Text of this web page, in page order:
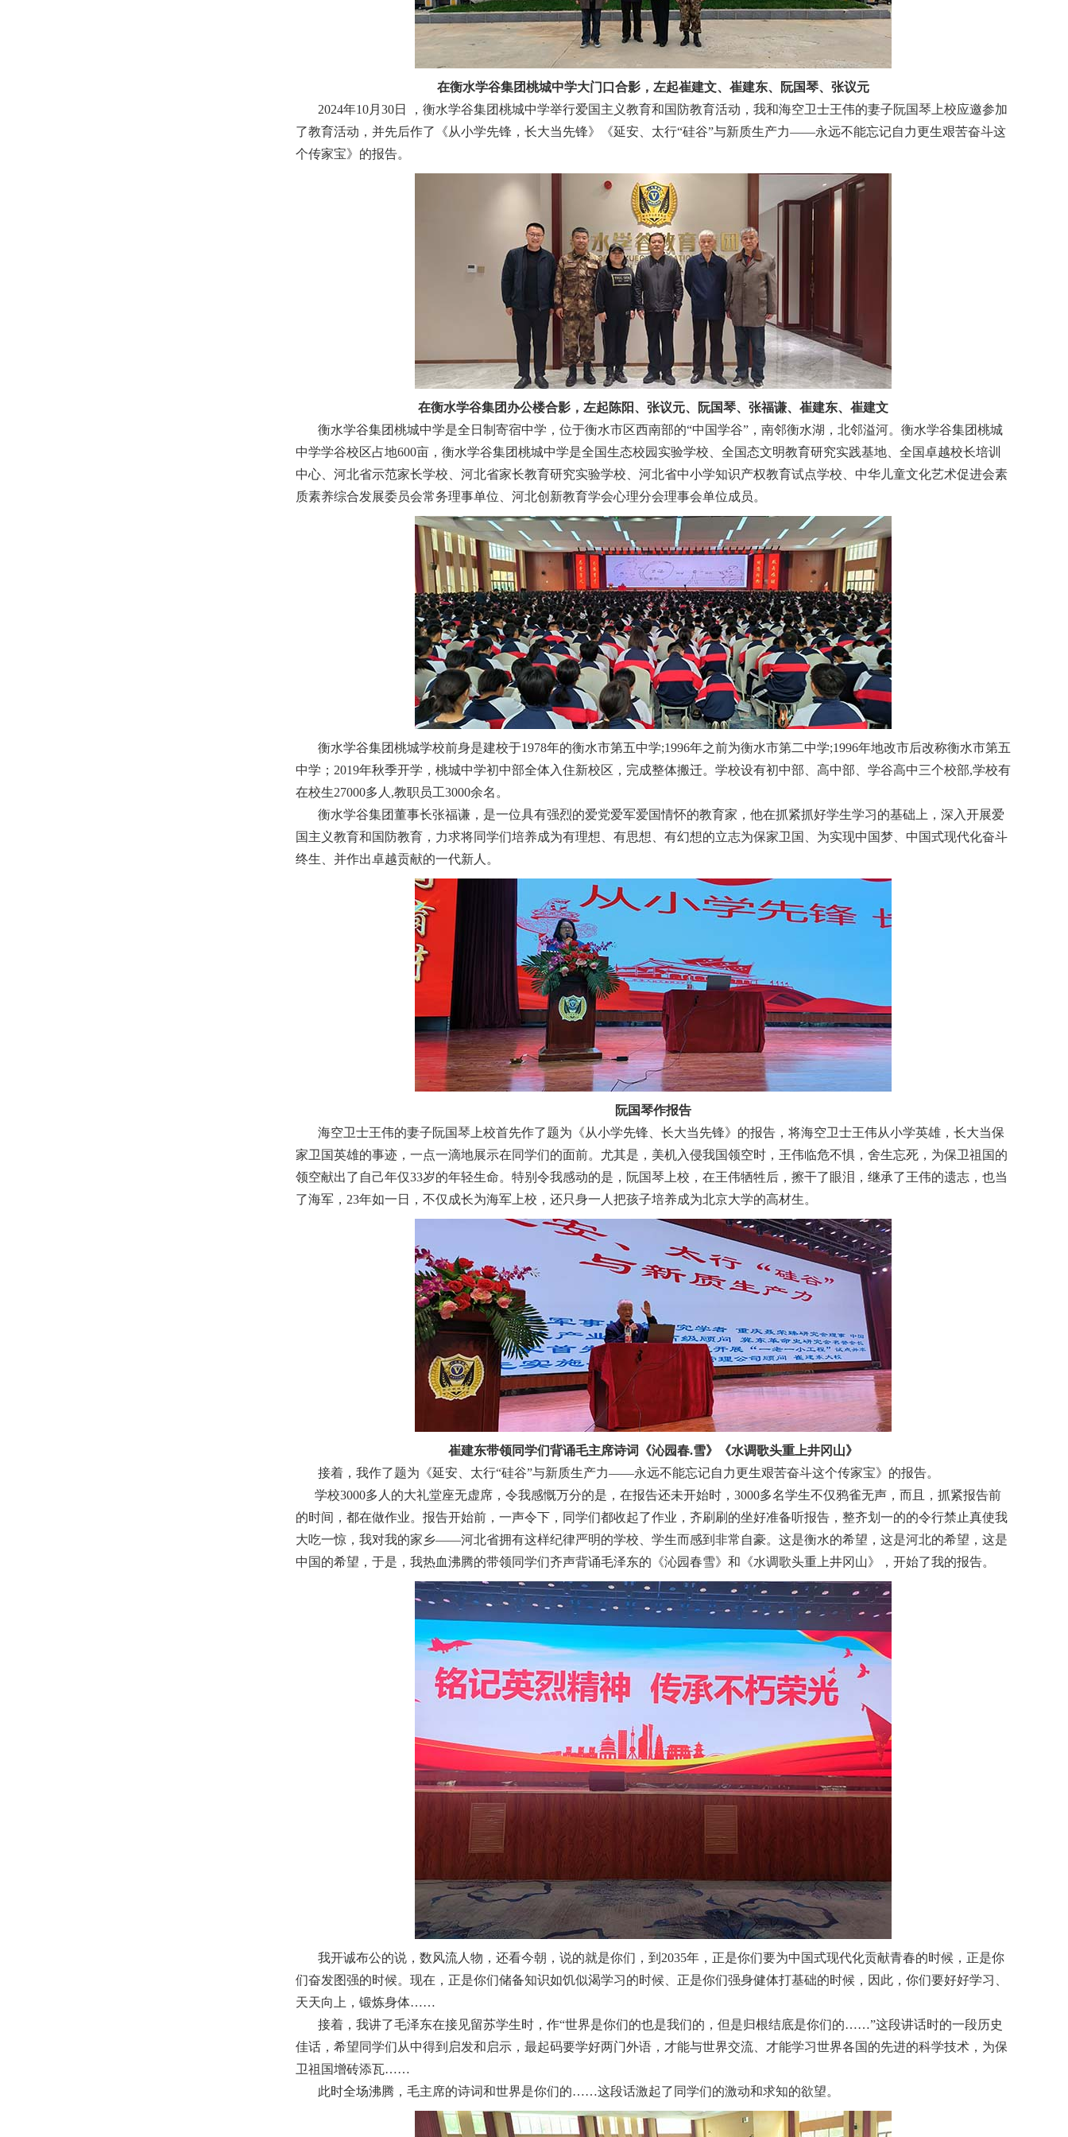
在衡水学谷集团桃城中学大门口合影，左起崔建文、崔建东、阮国琴、张议元
2024年10月30日 ，衡水学谷集团桃城中学举行爱国主义教育和国防教育活动，我和海空卫士王伟的妻子阮国琴上校应邀参加
了教育活动，并先后作了《从小学先锋，长大当先锋》《延安、太行“硅谷”与新质生产力——永远不能忘记自力更生艰苦奋斗这
个传家宝》的报告。
在衡水学谷集团办公楼合影，左起陈阳、张议元、阮国琴、张福谦、崔建东、崔建文
衡水学谷集团桃城中学是全日制寄宿中学，位于衡水市区西南部的“中国学谷”，南邻衡水湖，北邻溢河。衡水学谷集团桃城
中学学谷校区占地600亩，衡水学谷集团桃城中学是全国生态校园实验学校、全国态文明教育研究实践基地、全国卓越校长培训
中心、河北省示范家长学校、河北省家长教育研究实验学校、河北省中小学知识产权教育试点学校、中华儿童文化艺术促进会素
质素养综合发展委员会常务理事单位、河北创新教育学会心理分会理事会单位成员。
衡水学谷集团桃城学校前身是建校于1978年的衡水市第五中学;1996年之前为衡水市第二中学;1996年地改市后改称衡水市第五
中学；2019年秋季开学，桃城中学初中部全体入住新校区，完成整体搬迁。学校设有初中部、高中部、学谷高中三个校部,学校有
在校生27000多人,教职员工3000余名。
衡水学谷集团董事长张福谦，是一位具有强烈的爱党爱军爱国情怀的教育家，他在抓紧抓好学生学习的基础上，深入开展爱
国主义教育和国防教育，力求将同学们培养成为有理想、有思想、有幻想的立志为保家卫国、为实现中国梦、中国式现代化奋斗
终生、并作出卓越贡献的一代新人。
阮国琴作报告
海空卫士王伟的妻子阮国琴上校首先作了题为《从小学先锋、长大当先锋》的报告，将海空卫士王伟从小学英雄，长大当保
家卫国英雄的事迹，一点一滴地展示在同学们的面前。尤其是，美机入侵我国领空时，王伟临危不惧，舍生忘死，为保卫祖国的
领空献出了自己年仅33岁的年轻生命。特别令我感动的是，阮国琴上校，在王伟牺牲后，擦干了眼泪，继承了王伟的遗志，也当
了海军，23年如一日，不仅成长为海军上校，还只身一人把孩子培养成为北京大学的高材生。
崔建东带领同学们背诵毛主席诗词《沁园春.雪》《水调歌头重上井冈山》
接着，我作了题为《延安、太行“硅谷”与新质生产力——永远不能忘记自力更生艰苦奋斗这个传家宝》的报告。
学校3000多人的大礼堂座无虚席，令我感慨万分的是，在报告还未开始时，3000多名学生不仅鸦雀无声，而且，抓紧报告前
的时间，都在做作业。报告开始前，一声令下，同学们都收起了作业，齐刷刷的坐好准备听报告，整齐划一的的令行禁止真使我
大吃一惊，我对我的家乡——河北省拥有这样纪律严明的学校、学生而感到非常自豪。这是衡水的希望，这是河北的希望，这是
中国的希望，于是，我热血沸腾的带领同学们齐声背诵毛泽东的《沁园春雪》和《水调歌头重上井冈山》，开始了我的报告。
我开诚布公的说，数风流人物，还看今朝，说的就是你们，到2035年，正是你们要为中国式现代化贡献青春的时候，正是你
们奋发图强的时候。现在，正是你们储备知识如饥似渴学习的时候、正是你们强身健体打基础的时候，因此，你们要好好学习、
天天向上，锻炼身体……
接着，我讲了毛泽东在接见留苏学生时，作“世界是你们的也是我们的，但是归根结底是你们的……”这段讲话时的一段历史
佳话，希望同学们从中得到启发和启示，最起码要学好两门外语，才能与世界交流、才能学习世界各国的先进的科学技术，为保
卫祖国增砖添瓦……
此时全场沸腾，毛主席的诗词和世界是你们的……这段话激起了同学们的激动和求知的欲望。